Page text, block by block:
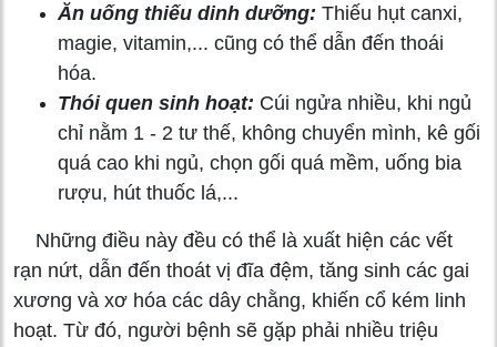
Ăn uống thiếu dinh dưỡng: Thiếu hụt canxi,
magie, vitamin,... cũng có thể dẫn đến thoái
hóa.
Thói quen sinh hoạt: Cúi ngửa nhiều, khi ngủ
chỉ nằm 1 - 2 tư thế, không chuyển mình, kê gối
quá cao khi ngủ, chọn gối quá mềm, uống bia
rượu, hút thuốc lá,...
Những điều này đều có thể là xuất hiện các vết
rạn nứt, dẫn đến thoát vị đĩa đệm, tăng sinh các gai
xương và xơ hóa các dây chằng, khiến cổ kém linh
hoạt. Từ đó, người bệnh sẽ gặp phải nhiều triệu